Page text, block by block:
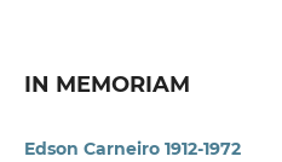
IN MEMORIAM
Edson Carneiro 1912-1972